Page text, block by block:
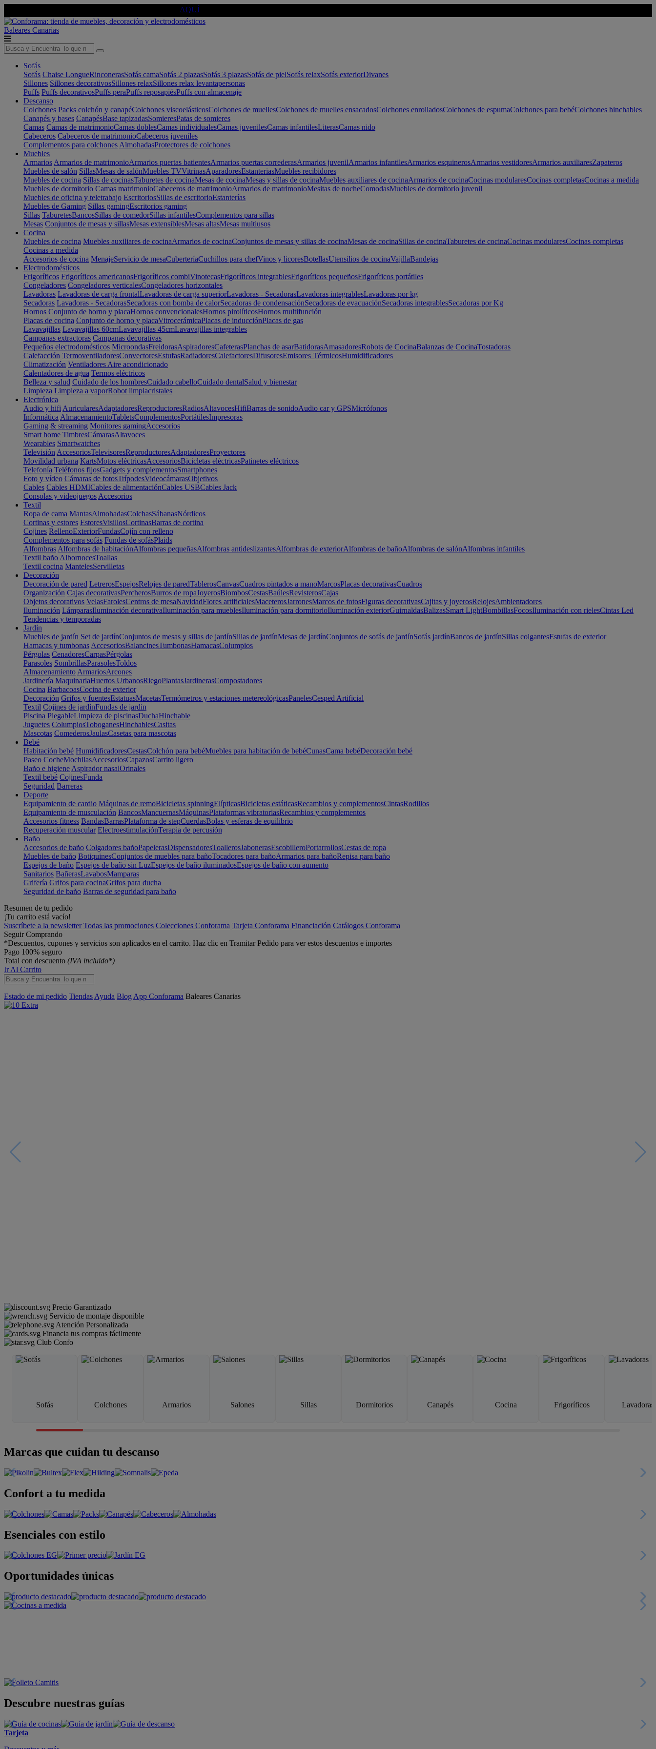
AQUÍ
Baleares Canarias
Sofás
Sofás Chaise LongueRinconerasSofás camaSofás 2 plazasSofás 3 plazasSofás de pielSofás relaxSofás exteriorDivanes
Sillones Sillones decorativosSillones relaxSillones relax levantapersonas
Puffs Puffs decorativosPuffs peraPuffs reposapiésPuffs con almacenaje
Descanso
Colchones Packs colchón y canapéColchones viscoelásticosColchones de muellesColchones de muelles ensacadosColchones enrolladosColchones de espumaColchones para bebéColchones hinchables
Canapés y bases CanapésBase tapizadasSomieresPatas de somieres
Camas Camas de matrimonioCamas doblesCamas individualesCamas juvenilesCamas infantilesLiterasCamas nido
Cabeceros Cabeceros de matrimonioCabeceros juveniles
Complementos para colchones AlmohadasProtectores de colchones
Muebles
Armarios Armarios de matrimonioArmarios puertas batientesArmarios puertas correderasArmarios juvenilArmarios infantilesArmarios esquinerosArmarios vestidoresArmarios auxiliaresZapateros
Muebles de salón SillasMesas de salónMuebles TVVitrinasAparadoresEstanteriasMuebles recibidores
Muebles de cocina Sillas de cocinasTaburetes de cocinaMesas de cocinaMesas y sillas de cocinaMuebles auxiliares de cocinaArmarios de cocinaCocinas modularesCocinas completasCocinas a medida
Muebles de dormitorio Camas matrimonioCabeceros de matrimonioArmarios de matrimonioMesitas de nocheComodasMuebles de dormitorio juvenil
Muebles de oficina y teletrabajo EscritoriosSillas de escritorioEstanterías
Muebles de Gaming Sillas gamingEscritorios gaming
Sillas TaburetesBancosSillas de comedorSillas infantilesComplementos para sillas
Mesas Conjuntos de mesas y sillasMesas extensiblesMesas altasMesas multiusos
Cocina
Muebles de cocina Muebles auxiliares de cocinaArmarios de cocinaConjuntos de mesas y sillas de cocinaMesas de cocinaSillas de cocinaTaburetes de cocinaCocinas modularesCocinas completas
Cocinas a medida
Accesorios de cocina MenajeServicio de mesaCuberteríaCuchillos para chefVinos y licoresBotellasUtensilios de cocinaVajillaBandejas
Electrodomésticos
Frigoríficos Frigoríficos americanosFrigoríficos combiVinotecasFrigoríficos integrablesFrigoríficos pequeñosFrigoríficos portátiles
Congeladores Congeladores verticalesCongeladores horizontales
Lavadoras Lavadoras de carga frontalLavadoras de carga superiorLavadoras - SecadorasLavadoras integrablesLavadoras por kg
Secadoras Lavadoras - SecadorasSecadoras con bomba de calorSecadoras de condensaciónSecadoras de evacuaciónSecadoras integrablesSecadoras por Kg
Hornos Conjunto de horno y placaHornos convencionalesHornos pirolíticosHornos multifunción
Placas de cocina Conjunto de horno y placaVitrocerámicaPlacas de inducciónPlacas de gas
Lavavajillas Lavavajillas 60cmLavavajillas 45cmLavavajillas integrables
Campanas extractoras Campanas decorativas
Pequeños electrodomésticos MicroondasFreidorasAspiradoresCafeterasPlanchas de asarBatidorasAmasadoresRobots de CocinaBalanzas de CocinaTostadoras
Calefacción TermoventiladoresConvectoresEstufasRadiadoresCalefactoresDifusoresEmisores TérmicosHumidificadores
Climatización Ventiladores Aire acondicionado
Calentadores de agua Termos eléctricos
Belleza y salud Cuidado de los hombresCuidado cabelloCuidado dentalSalud y bienestar
Limpieza Limpieza a vaporRobot limpiacristales
Electrónica
Audio y hifi AuricularesAdaptadoresReproductoresRadiosAltavocesHifiBarras de sonidoAudio car y GPSMicrófonos
Informática AlmacenamientoTabletsComplementosPortátilesImpresoras
Gaming & streaming Monitores gamingAccesorios
Smart home TimbresCámarasAltavoces
Wearables Smartwatches
Televisión AccesoriosTelevisoresReproductoresAdaptadoresProyectores
Movilidad urbana KartsMotos eléctricasAccesoriosBicicletas eléctricasPatinetes eléctricos
Telefonía Teléfonos fijosGadgets y complementosSmartphones
Foto y vídeo Cámaras de fotosTrípodesVideocámarasObjetivos
Cables Cables HDMICables de alimentaciónCables USBCables Jack
Consolas y videojuegos Accesorios
Textil
Ropa de cama MantasAlmohadasColchasSábanasNórdicos
Cortinas y estores EstoresVisillosCortinasBarras de cortina
Cojines RellenoExteriorFundasCojín con relleno
Complementos para sofás Fundas de sofásPlaids
Alfombras Alfombras de habitaciónAlfombras pequeñasAlfombras antideslizantesAlfombras de exteriorAlfombras de bañoAlfombras de salónAlfombras infantiles
Textil baño AlbornocesToallas
Textil cocina MantelesServilletas
Decoración
Decoración de pared LetrerosEspejosRelojes de paredTablerosCanvasCuadros pintados a manoMarcosPlacas decorativasCuadros
Organización Cajas decorativasPercherosBurros de ropaJoyerosBiombosCestasBaúlesRevisterosCajas
Objetos decorativos VelasFarolesCentros de mesaNavidadFlores artificialesMaceterosJarronesMarcos de fotosFiguras decorativasCajitas y joyerosRelojesAmbientadores
Iluminación LámparasIluminación decorativaIluminación para mueblesIluminación para dormitorioIluminación exteriorGuirnaldasBalizasSmart LightBombillasFocosIluminación con rielesCintas Led
Tendencias y temporadas
Jardín
Muebles de jardín Set de jardínConjuntos de mesas y sillas de jardínSillas de jardínMesas de jardínConjuntos de sofás de jardínSofás jardínBancos de jardínSillas colgantesEstufas de exterior
Hamacas y tumbonas AccesoriosBalancinesTumbonasHamacasColumpios
Pérgolas CenadoresCarpasPérgolas
Parasoles SombrillasParasolesToldos
Almacenamiento ArmariosArcones
Jardinería MaquinariaHuertos UrbanosRiegoPlantasJardinerasCompostadores
Cocina BarbacoasCocina de exterior
Decoración Grifos y fuentesEstatuasMacetasTermómetros y estaciones metereológicasPanelesCesped Artificial
Textil Cojines de jardínFundas de jardín
Piscina PlegableLimpieza de piscinasDuchaHinchable
Juguetes ColumpiosToboganesHinchablesCasitas
Mascotas ComederosJaulasCasetas para mascotas
Bebé
Habitación bebé HumidificadoresCestasColchón para bebéMuebles para habitación de bebéCunasCama bebéDecoración bebé
Paseo CocheMochilasAccesoriosCapazosCarrito ligero
Baño e higiene Aspirador nasalOrinales
Textil bebé CojinesFunda
Seguridad Barreras
Deporte
Equipamiento de cardio Máquinas de remoBicicletas spinningElípticasBicicletas estáticasRecambios y complementosCintasRodillos
Equipamiento de musculación BancosMancuernasMáquinasPlataformas vibratoriasRecambios y complementos
Accesorios fitness BandasBarrasPlataforma de stepCuerdasBolas y esferas de equilibrio
Recuperación muscular ElectroestimulaciónTerapia de percusión
Baño
Accesorios de baño Colgadores bañoPapelerasDispensadoresToallerosJabonerasEscobilleroPortarrollosCestas de ropa
Muebles de baño BotiquinesConjuntos de muebles para bañoTocadores para bañoArmarios para bañoRepisa para baño
Espejos de baño Espejos de baño sin LuzEspejos de baño iluminadosEspejos de baño con aumento
Sanitarios BañerasLavabosMamparas
Grifería Grifos para cocinaGrifos para ducha
Seguridad de baño Barras de seguridad para baño
Resumen de tu pedido
¡Tu carrito está vacío!
Suscríbete a la newsletter Todas las promociones Colecciones Conforama Tarjeta Conforama Financiación Catálogos Conforama
Seguir Comprando
*Descuentos, cupones y servicios son aplicados en el carrito. Haz clic en Tramitar Pedido para ver estos descuentos e importes
Pago 100% seguro
Total con descuento (IVA incluido*)
Ir Al Carrito
Estado de mi pedido Tiendas Ayuda Blog App Conforama Baleares Canarias
Precio Garantizado
Servicio de montaje disponible
Atención Personalizada
Financia tus compras fácilmente
Club Confo
Sofás Colchones Armarios Salones Sillas Dormitorios Canapés Cocina Frigoríficos Lavadoras
Marcas que cuidan tu descanso
Confort a tu medida
Esenciales con estilo
Oportunidades únicas
Descubre nuestras guías
Tarjeta